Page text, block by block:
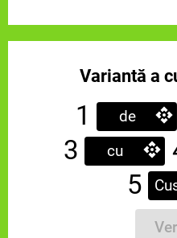
Variantă a
1 de
3 cu
5